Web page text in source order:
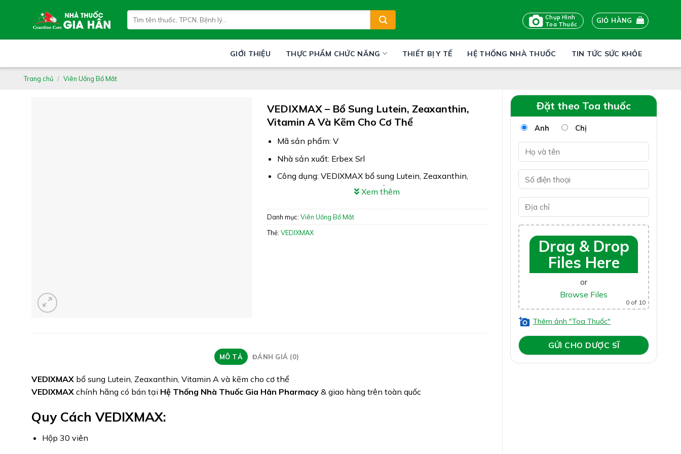
kiếm:
Chụp Hình
Toa Thuốc
GIỎ HÀNG
GIỚI THIỆU THỰC PHẨM CHỨC NĂNG THIẾT BỊ Y TẾ HỆ THỐNG NHÀ THUỐC TIN TỨC SỨC KHỎE
Trang chủ / Viên Uống Bổ Mắt
Đặt theo Toa thuốc
Anh Chị
Drag & Drop
Files Here
or
Browse Files
0 of 10
Thêm ảnh "Toa Thuốc"
VEDIXMAX – Bổ Sung Lutein, Zeaxanthin,
Vitamin A Và Kẽm Cho Cơ Thể
Mã sản phẩm: V
Nhà sản xuất: Erbex Srl
Công dụng: VEDIXMAX bổ sung Lutein, Zeaxanthin,
Vitamin A và kẽm cho cơ thể
Giấy phép: 6198/2023/ĐKSP
Xem thêm
Danh mục: Viên Uống Bổ Mắt
Thẻ: VEDIXMAX
MÔ TẢ ĐÁNH GIÁ (0)
VEDIXMAX bổ sung Lutein, Zeaxanthin, Vitamin A và kẽm cho cơ thể
VEDIXMAX chính hãng có bán tại Hệ Thống Nhà Thuốc Gia Hân Pharmacy & giao hàng trên toàn quốc
Quy Cách VEDIXMAX:
Hộp 30 viên